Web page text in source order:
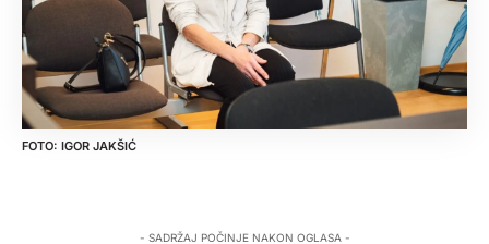
IGOR JAKŠIĆ
- SADRŽAJ POČINJE NAKON OGLASA -